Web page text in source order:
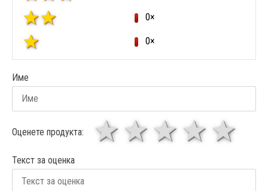
0×
0×
Име
Оценете продукта: 4
3
звезди
1 звезда
Текст за оценка